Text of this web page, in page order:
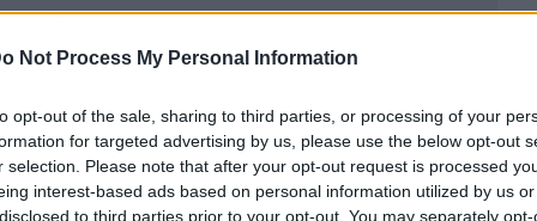
Not Process My Personal Information
opt-out of the sale, sharing to third parties, or processing of your
for targeted advertising by us, please use the below opt-out
selection. Please note that after your opt-out request is processed
interest-based ads based on personal information utilized by us
to third parties prior to your opt-out. You may separately